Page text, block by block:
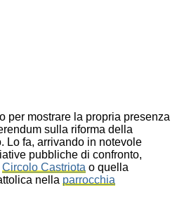
per mostrare la propria presenza
sulla riforma della
Lo fa, arrivando in notevole
pubbliche di confronto,
Circolo Castriota o quella
nella parrocchia